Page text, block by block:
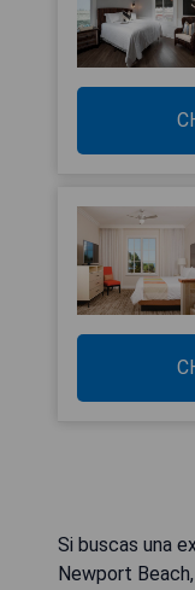
Si buscas una
Newport